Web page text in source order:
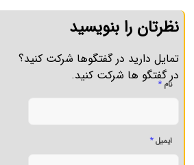
نظرتان را بنویسید
تمایل دارید در گفتگوها شرکت کنید؟
در گفتگو ها شرکت کنید.
نام*
ایمیل*